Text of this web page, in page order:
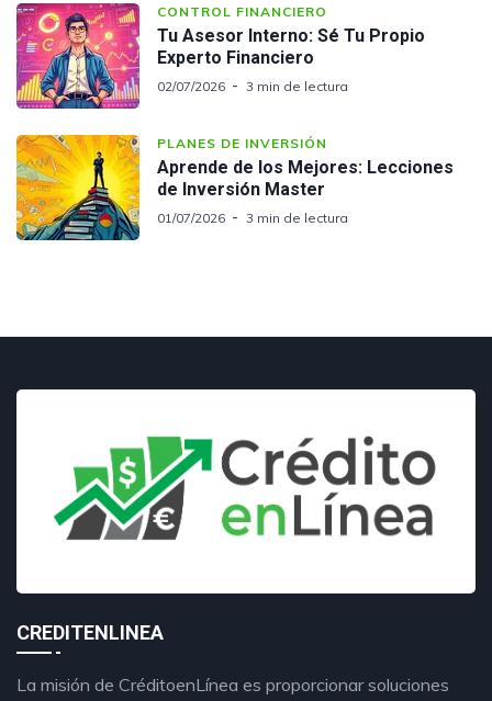
CONTROL FINANCIERO
Tu Asesor Interno: Sé Tu Propio
Experto Financiero
02/07/2026 3 min de lectura
PLANES DE INVERSIÓN
Aprende de los Mejores: Lecciones
de Inversión Master
01/07/2026 3 min de lectura
CREDITENLINEA
La misión de CréditoenLínea es proporcionar soluciones